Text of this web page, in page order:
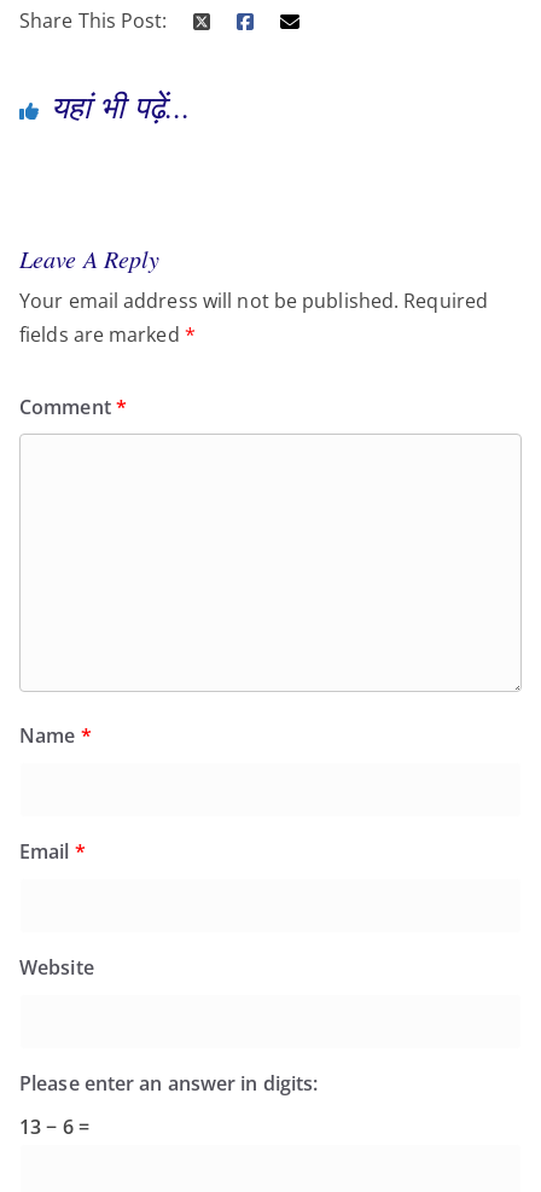
Share This Post:
यहां भी पढ़ें...
Leave A Reply
Your email address will not be published. Required
fields are marked *
Comment*
Name *
Email *
Website
Please enter an answer in digits:
13 − 6 =